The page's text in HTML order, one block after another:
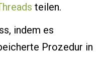
teilen.
indem es
Prozedur in